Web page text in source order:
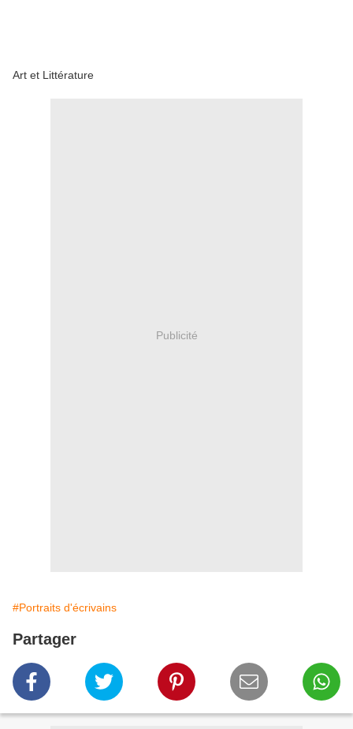
Art et Littérature
Publicité
#Portraits d'écrivains
Partager